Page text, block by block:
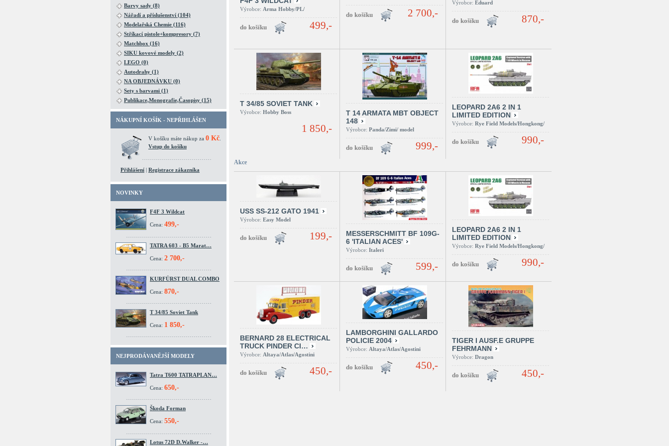
Barvy sady (8)
Nářadí a příslušenství (104)
Modelařská Chemie (116)
Stříkací pistole+kompresory (7)
Matchbox (16)
SIKU kovové modely (2)
LEGO (0)
Autodrahy (1)
NA OBJEDNÁVKU (0)
Sety s barvami (1)
Publikace,Monografie,Časopisy (15)
NÁKUPNÍ KOŠÍK - NEPŘIHLÁŠEN
V košíku máte nákup za 0 Kč
Vstup do košíku
Přihlášení | Registrace zákazníka
NOVINKY
F4F 3 Wildcat
Cena: 499,-
TATRA 603 - B5 Marat…
Cena: 2 700,-
KURFÜRST DUAL COMBO
Cena: 870,-
T 34/85 Soviet Tank
Cena: 1 850,-
NEJPRODÁVANĚJŠÍ MODELY
Tatra T600 TATRAPLAN…
Cena: 650,-
Škoda Forman
Cena: 550,-
Lotus 72D D.Walker -…
Výrobce: Arma Hobby/PL/
499,-
2 700,-
Výrobce: Eduard
870,-
T 34/85 SOVIET TANK
Výrobce: Hobby Boss
1 850,-
T 14 ARMATA MBT OBJECT
148
Výrobce: Panda/Zimi/ model
999,-
LEOPARD 2A6 2 IN 1
LIMITED EDITION
Výrobce: Rye Field Models/Hongkong/
990,-
Akce
USS SS-212 GATO 1941
Výrobce: Easy Model
199,-
MESSERSCHMITT BF 109G-
6 'ITALIAN ACES'
Výrobce: Italeri
599,-
LEOPARD 2A6 2 IN 1
LIMITED EDITION
Výrobce: Rye Field Models/Hongkong/
990,-
BERNARD 28 ELECTRICAL
TRUCK PINDER CI…
Výrobce: Altaya/Atlas/Agostini
450,-
LAMBORGHINI GALLARDO
POLICIE 2004
Výrobce: Altaya/Atlas/Agostini
450,-
TIGER I AUSF.E GRUPPE
FEHRMANN
Výrobce: Dragon
450,-